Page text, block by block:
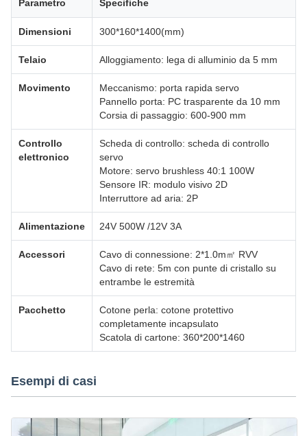
Parametro Specifiche
Dimensioni 300*160*1400(mm)
Telaio Alloggiamento: lega di alluminio da 5 mm
Movimento
Meccanismo: porta rapida servo
Pannello porta: PC trasparente da 10 mm
Corsia di passaggio: 600-900 mm
Controllo
elettronico
Scheda di controllo: scheda di controllo
servo
Motore: servo brushless 40:1 100W
Sensore IR: modulo visivo 2D
Interruttore ad aria: 2P
Alimentazione 24V 500W /12V 3A
Accessori
Cavo di connessione: 2*1.0m㎡ RVV
Cavo di rete: 5m con punte di cristallo su
entrambe le estremità
Pacchetto
Cotone perla: cotone protettivo
completamente incapsulato
Scatola di cartone: 360*200*1460
Esempi di casi